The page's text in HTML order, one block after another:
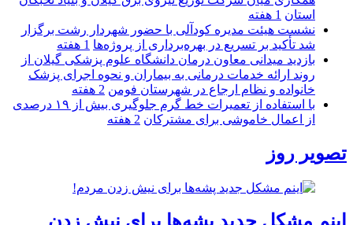
استان 1 هفته
نشست هیئت مدیره کودآلی با حضور شهردار رشت برگزار
شد تأکید بر تسریع در بهره‌برداری از پروژه‌ها 1 هفته
بازدید میدانی معاون درمان دانشگاه علوم پزشکی گیلان از
روند ارائه خدمات درمانی به بیماران و نحوه اجرای پزشک
خانواده و نظام ارجاع در شهرستان فومن 2 هفته
با استفاده از تعمیرات خط گرم جلوگیری بیش از ۱۹ درصدی
از اعمال خاموشی برای مشتركان 2 هفته
تصویر روز